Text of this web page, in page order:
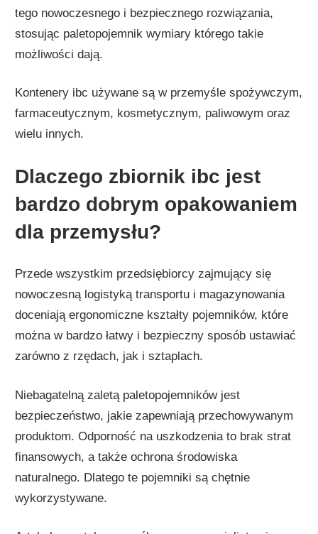
tego nowoczesnego i bezpiecznego rozwiązania,
stosując paletopojemnik wymiary którego takie
możliwości dają.
Kontenery ibc używane są w przemyśle spożywczym,
farmaceutycznym, kosmetycznym, paliwowym oraz
wielu innych.
Dlaczego zbiornik ibc jest
bardzo dobrym opakowaniem
dla przemysłu?
Przede wszystkim przedsiębiorcy zajmujący się
nowoczesną logistyką transportu i magazynowania
doceniają ergonomiczne kształty pojemników, które
można w bardzo łatwy i bezpieczny sposób ustawiać
zarówno z rzędach, jak i sztaplach.
Niebagatelną zaletą paletopojemników jest
bezpieczeństwo, jakie zapewniają przechowywanym
produktom. Odporność na uszkodzenia to brak strat
finansowych, a także ochrona środowiska
naturalnego. Dlatego te pojemniki są chętnie
wykorzystywane.